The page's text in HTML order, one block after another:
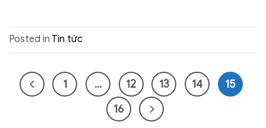
Posted in Tin tức
1 … 12 13 14
15
16